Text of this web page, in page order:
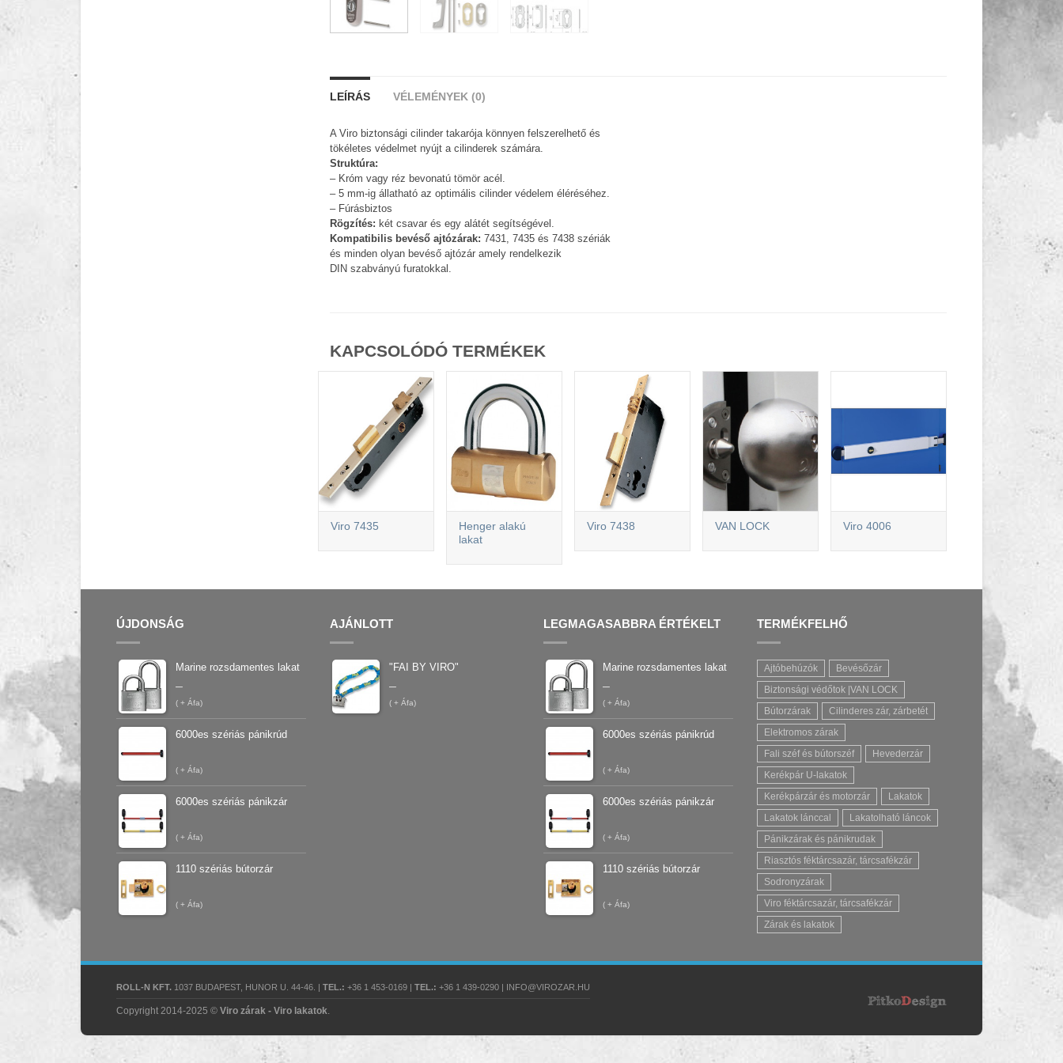
LEÍRÁS VÉLEMÉNYEK (0)
A Viro biztonsági cilinder takarója könnyen felszerelhető és
tökéletes védelmet nyújt a cilinderek számára.
Struktúra:
– Króm vagy réz bevonatú tömör acél.
– 5 mm-ig állatható az optimális cilinder védelem éléréséhez.
– Fúrásbiztos
Rögzítés: két csavar és egy alátét segítségével.
Kompatibilis bevéső ajtózárak: 7431, 7435 és 7438 szériák
és minden olyan bevéső ajtózár amely rendelkezik
DIN szabványú furatokkal.
KAPCSOLÓDÓ TERMÉKEK
Viro 7435
Henger alakú
lakat
Viro 7438 VAN LOCK Viro 4006
ÚJDONSÁG
Marine rozsdamentes lakat
–
( + Áfa)
6000es szériás pánikrúd
( + Áfa)
6000es szériás pánikzár
( + Áfa)
1110 szériás bútorzár
( + Áfa)
AJÁNLOTT
"FAI BY VIRO"
–
( + Áfa)
LEGMAGASABBRA ÉRTÉKELT
Marine rozsdamentes lakat
–
( + Áfa)
6000es szériás pánikrúd
( + Áfa)
6000es szériás pánikzár
( + Áfa)
1110 szériás bútorzár
( + Áfa)
TERMÉKFELHŐ
Ajtóbehúzók
Bevésőzár
Biztonsági védőtok |VAN LOCK
Bútorzárak
Cilinderes zár, zárbetét
Elektromos zárak
Fali széf és bútorszéf
Hevederzár
Kerékpár U-lakatok
Kerékpárzár és motorzár
Lakatok
Lakatok lánccal
Lakatolható láncok
Pánikzárak és pánikrudak
Riasztós féktárcsazár, tárcsafékzár
Sodronyzárak
Viro féktárcsazár, tárcsafékzár
Zárak és lakatok
ROLL-N KFT. 1037 BUDAPEST, HUNOR U. 44-46. | TEL.: +36 1 453-0169 | TEL.: +36 1 439-0290 | INFO@VIROZAR.HU
Copyright 2014-2025 © Viro zárak - Viro lakatok